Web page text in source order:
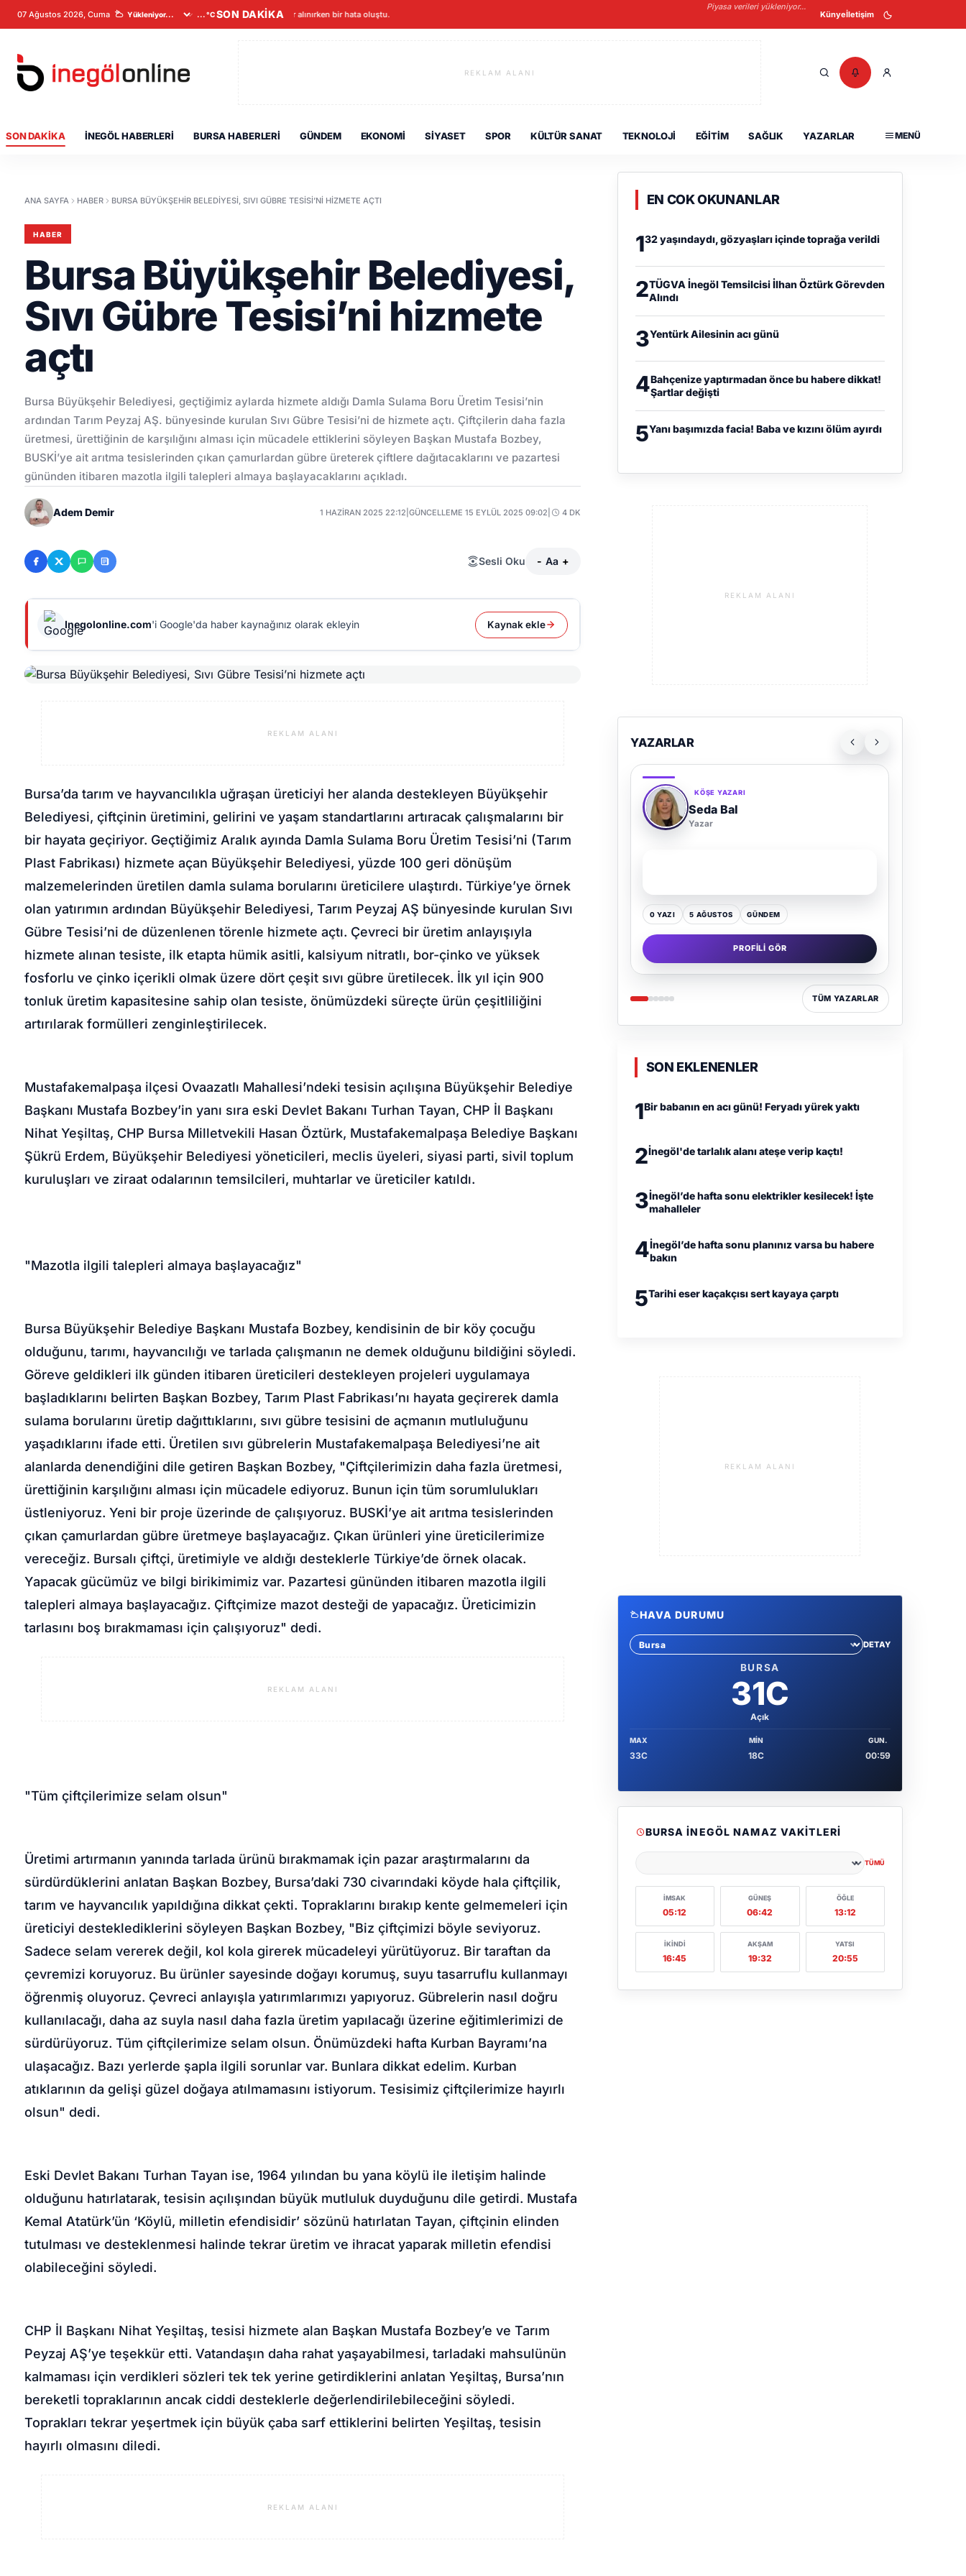
07 Ağustos 2026, Cuma ...°CSON DAKİKAVeriler alınırken bir hata oluştu.
Piyasa verileri yükleniyor...
Künyeİletişim
REKLAM ALANI
SON DAKIKA İNEGÖL HABERLERI BURSA HABERLERI GÜNDEM EKONOMI SIYASET SPOR KÜLTÜR SANAT TEKNOLOJI EĞITIM SAĞLIK YAZARLAR MENÜ
ANA SAYFA HABER BURSA BÜYÜKŞEHIR BELEDIYESI, SIVI GÜBRE TESISI’NI HIZMETE AÇTI
HABER
Bursa Büyükşehir Belediyesi,
Sıvı Gübre Tesisi’ni hizmete
açtı
Bursa Büyükşehir Belediyesi, geçtiğimiz aylarda hizmete aldığı Damla Sulama Boru Üretim Tesisi’nin
ardından Tarım Peyzaj AŞ. bünyesinde kurulan Sıvı Gübre Tesisi’ni de hizmete açtı. Çiftçilerin daha fazla
üretmesi, ürettiğinin de karşılığını alması için mücadele ettiklerini söyleyen Başkan Mustafa Bozbey,
BUSKİ’ye ait arıtma tesislerinden çıkan çamurlardan gübre üreterek çiftlere dağıtacaklarını ve pazartesi
gününden itibaren mazotla ilgili talepleri almaya başlayacaklarını açıkladı.
Adem Demir 1 HAZIRAN 2025 22:12 |GÜNCELLEME 15 EYLÜL 2025 09:02 4 DK
Sesli Oku - Aa +
Inegolonline.com'i Google'da haber kaynağınız olarak ekleyin Kaynak ekle
REKLAM ALANI
Bursa’da tarım ve hayvancılıkla uğraşan üreticiyi her alanda destekleyen Büyükşehir
Belediyesi, çiftçinin üretimini, gelirini ve yaşam standartlarını artıracak çalışmalarını bir
bir hayata geçiriyor. Geçtiğimiz Aralık ayında Damla Sulama Boru Üretim Tesisi’ni (Tarım
Plast Fabrikası) hizmete açan Büyükşehir Belediyesi, yüzde 100 geri dönüşüm
malzemelerinden üretilen damla sulama borularını üreticilere ulaştırdı. Türkiye’ye örnek
olan yatırımın ardından Büyükşehir Belediyesi, Tarım Peyzaj AŞ bünyesinde kurulan Sıvı
Gübre Tesisi’ni de düzenlenen törenle hizmete açtı. Çevreci bir üretim anlayışıyla
hizmete alınan tesiste, ilk etapta hümik asitli, kalsiyum nitratlı, bor-çinko ve yüksek
fosforlu ve çinko içerikli olmak üzere dört çeşit sıvı gübre üretilecek. İlk yıl için 900
tonluk üretim kapasitesine sahip olan tesiste, önümüzdeki süreçte ürün çeşitliliğini
artırılarak formülleri zenginleştirilecek.
Mustafakemalpaşa ilçesi Ovaazatlı Mahallesi’ndeki tesisin açılışına Büyükşehir Belediye
Başkanı Mustafa Bozbey’in yanı sıra eski Devlet Bakanı Turhan Tayan, CHP İl Başkanı
Nihat Yeşiltaş, CHP Bursa Milletvekili Hasan Öztürk, Mustafakemalpaşa Belediye Başkanı
Şükrü Erdem, Büyükşehir Belediyesi yöneticileri, meclis üyeleri, siyasi parti, sivil toplum
kuruluşları ve ziraat odalarının temsilcileri, muhtarlar ve üreticiler katıldı.
"Mazotla ilgili talepleri almaya başlayacağız"
Bursa Büyükşehir Belediye Başkanı Mustafa Bozbey, kendisinin de bir köy çocuğu
olduğunu, tarımı, hayvancılığı ve tarlada çalışmanın ne demek olduğunu bildiğini söyledi.
Göreve geldikleri ilk günden itibaren üreticileri destekleyen projeleri uygulamaya
başladıklarını belirten Başkan Bozbey, Tarım Plast Fabrikası’nı hayata geçirerek damla
sulama borularını üretip dağıttıklarını, sıvı gübre tesisini de açmanın mutluluğunu
yaşadıklarını ifade etti. Üretilen sıvı gübrelerin Mustafakemalpaşa Belediyesi’ne ait
alanlarda denendiğini dile getiren Başkan Bozbey, "Çiftçilerimizin daha fazla üretmesi,
ürettiğinin karşılığını alması için mücadele ediyoruz. Bunun için tüm sorumlulukları
üstleniyoruz. Yeni bir proje üzerinde de çalışıyoruz. BUSKİ’ye ait arıtma tesislerinden
çıkan çamurlardan gübre üretmeye başlayacağız. Çıkan ürünleri yine üreticilerimize
vereceğiz. Bursalı çiftçi, üretimiyle ve aldığı desteklerle Türkiye’de örnek olacak.
Yapacak gücümüz ve bilgi birikimimiz var. Pazartesi gününden itibaren mazotla ilgili
talepleri almaya başlayacağız. Çiftçimize mazot desteği de yapacağız. Üreticimizin
tarlasını boş bırakmaması için çalışıyoruz" dedi.
REKLAM ALANI
"Tüm çiftçilerimize selam olsun"
Üretimi artırmanın yanında tarlada ürünü bırakmamak için pazar araştırmalarını da
sürdürdüklerini anlatan Başkan Bozbey, Bursa’daki 730 civarındaki köyde hala çiftçilik,
tarım ve hayvancılık yapıldığına dikkat çekti. Topraklarını bırakıp kente gelmemeleri için
üreticiyi desteklediklerini söyleyen Başkan Bozbey, "Biz çiftçimizi böyle seviyoruz.
Sadece selam vererek değil, kol kola girerek mücadeleyi yürütüyoruz. Bir taraftan da
çevremizi koruyoruz. Bu ürünler sayesinde doğayı korumuş, suyu tasarruflu kullanmayı
öğrenmiş oluyoruz. Çevreci anlayışla yatırımlarımızı yapıyoruz. Gübrelerin nasıl doğru
kullanılacağı, daha az suyla nasıl daha fazla üretim yapılacağı üzerine eğitimlerimizi de
sürdürüyoruz. Tüm çiftçilerimize selam olsun. Önümüzdeki hafta Kurban Bayramı’na
ulaşacağız. Bazı yerlerde şapla ilgili sorunlar var. Bunlara dikkat edelim. Kurban
atıklarının da gelişi güzel doğaya atılmamasını istiyorum. Tesisimiz çiftçilerimize hayırlı
olsun" dedi.
Eski Devlet Bakanı Turhan Tayan ise, 1964 yılından bu yana köylü ile iletişim halinde
olduğunu hatırlatarak, tesisin açılışından büyük mutluluk duyduğunu dile getirdi. Mustafa
Kemal Atatürk’ün ‘Köylü, milletin efendisidir’ sözünü hatırlatan Tayan, çiftçinin elinden
tutulması ve desteklenmesi halinde tekrar üretim ve ihracat yaparak milletin efendisi
olabileceğini söyledi.
CHP İl Başkanı Nihat Yeşiltaş, tesisi hizmete alan Başkan Mustafa Bozbey’e ve Tarım
Peyzaj AŞ’ye teşekkür etti. Vatandaşın daha rahat yaşayabilmesi, tarladaki mahsulünün
kalmaması için verdikleri sözleri tek tek yerine getirdiklerini anlatan Yeşiltaş, Bursa’nın
bereketli topraklarının ancak ciddi desteklerle değerlendirilebileceğini söyledi.
Toprakları tekrar yeşertmek için büyük çaba sarf ettiklerini belirten Yeşiltaş, tesisin
hayırlı olmasını diledi.
REKLAM ALANI
EN COK OKUNANLAR
132 yaşındaydı, gözyaşları içinde toprağa verildi
2TÜGVA İnegöl Temsilcisi İlhan Öztürk Görevden
Alındı
3Yentürk Ailesinin acı günü
4Bahçenize yaptırmadan önce bu habere dikkat!
Şartlar değişti
5Yanı başımızda facia! Baba ve kızını ölüm ayırdı
REKLAM ALANI
YAZARLAR
KÖŞE YAZARI
Seda Bal
Yazar
0 YAZI 5 AĞUSTOS GÜNDEM
PROFILI GÖR
TÜM YAZARLAR
SON EKLENENLER
1Bir babanın en acı günü! Feryadı yürek yaktı
2İnegöl'de tarlalık alanı ateşe verip kaçtı!
3İnegöl’de hafta sonu elektrikler kesilecek! İşte
mahalleler
4İnegöl’de hafta sonu planınız varsa bu habere
bakın
5Tarihi eser kaçakçısı sert kayaya çarptı
REKLAM ALANI
HAVA DURUMU
Sehir sec
DETAY
BURSA
31C
Açık
MAX
33C
MIN
18C
GUN.
00:59
BURSA İNEGÖL NAMAZ VAKITLERI
TÜMÜ
İMSAK
05:12
GÜNEŞ
06:42
ÖĞLE
13:12
İKINDI
16:45
AKŞAM
19:32
YATSI
20:55